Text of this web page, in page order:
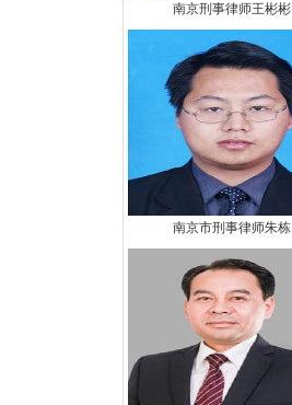
南京刑事律师王彬彬
南京市刑事律师朱栋